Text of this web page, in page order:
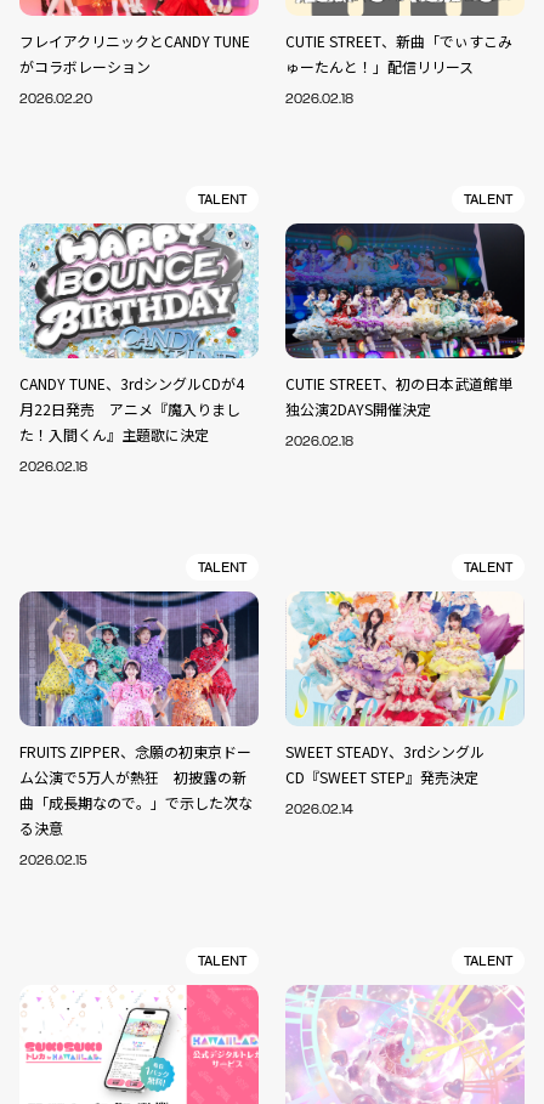
フレイアクリニックとCANDY TUNE
がコラボレーション
2026.02.20
CUTIE STREET、新曲「でぃすこみ
ゅーたんと！」配信リリース
2026.02.18
TALENT
CANDY TUNE、3rdシングルCDが4
月22日発売 アニメ『魔入りまし
た！入間くん』主題歌に決定
2026.02.18
TALENT
CUTIE STREET、初の日本武道館単
独公演2DAYS開催決定
2026.02.18
TALENT
FRUITS ZIPPER、念願の初東京ドー
ム公演で5万人が熱狂 初披露の新
曲「成長期なので。」で示した次な
る決意
2026.02.15
TALENT
SWEET STEADY、3rdシングル
CD『SWEET STEP』発売決定
2026.02.14
TALENT TALENT